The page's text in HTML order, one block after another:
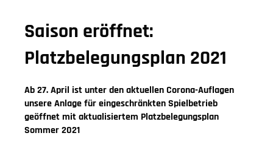
Saison eröffnet:
Platzbelegungsplan 2021
Ab 27. April ist unter den aktuellen Corona-Auflagen
unsere Anlage für eingeschränkten Spielbetrieb
geöffnet mit aktualisiertem Platzbelegungsplan
Sommer 2021